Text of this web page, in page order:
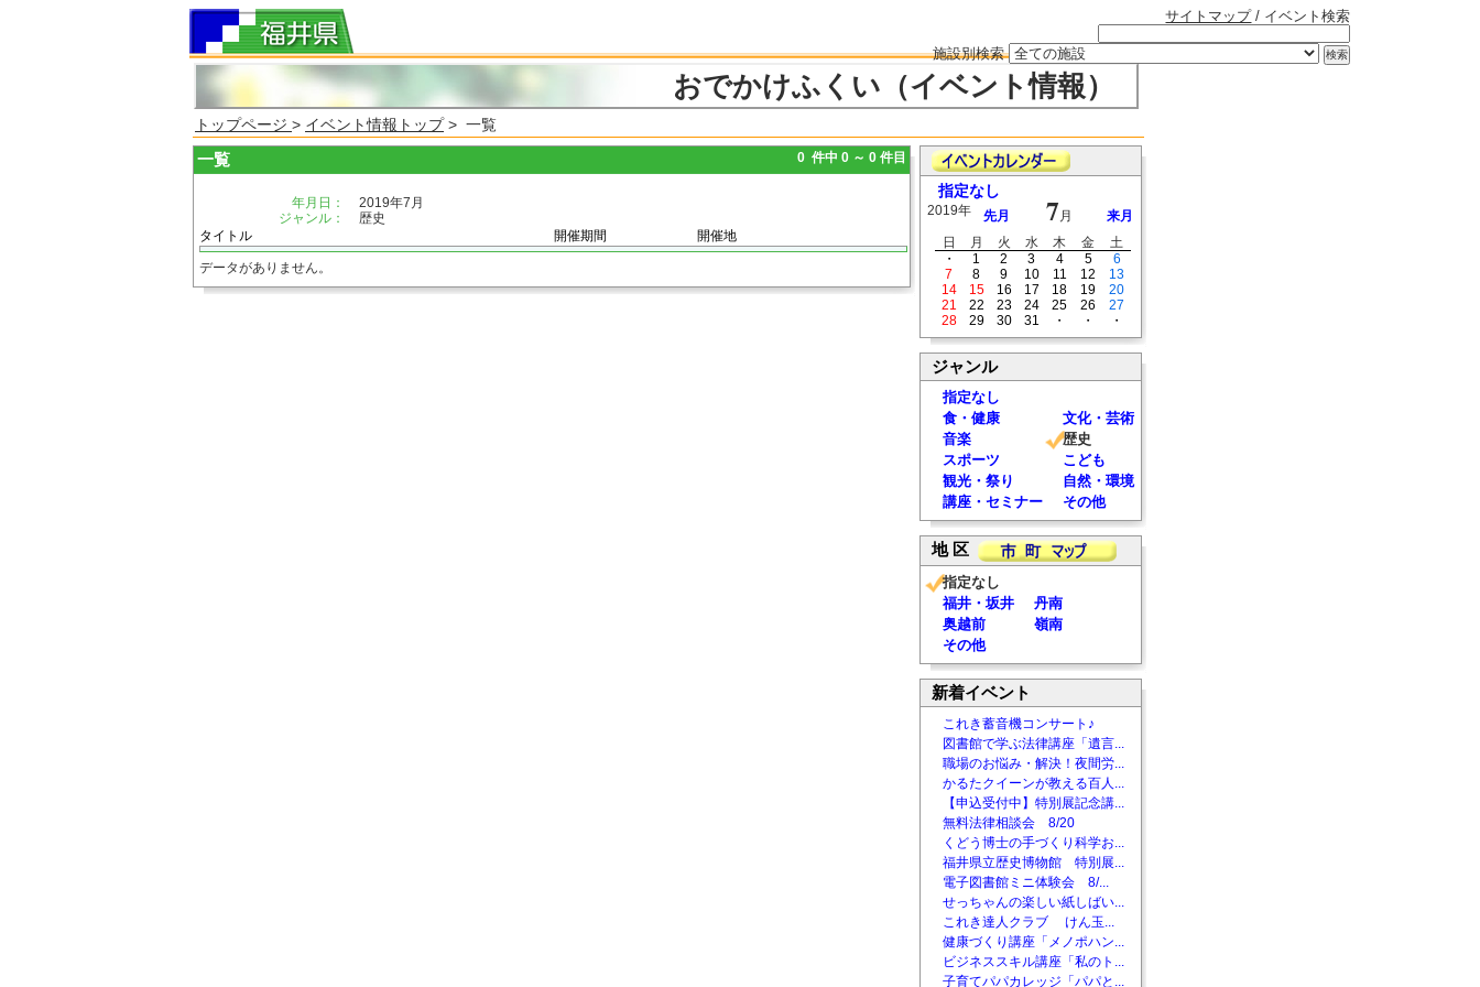
サイトマップ/ イベント検索
施設別検索
おでかけふくい（イベント情報）
トップページ > イベント情報トップ> 一覧
一覧 0 件中 0 ～ 0 件目
年月日：
2019年7月
ジャンル：
歴史
タイトル
開催期間 開催地
データがありません。
指定なし
2019年 先月 7 月
来月
日
月 火 水 木 金
土
・
1 2 3 4 5
6
7
8 9 10 11 12
13
14
15 16 17 18 19
20
21
22 23 24 25 26
27
28
29 30 31 ・ ・ ・
ジャンル
指定なし
食・健康
文化・芸術
音楽
歴史
スポーツ
こども
観光・祭り
自然・環境
講座・セミナー
その他
地 区
指定なし
福井・坂井
丹南
奥越前
嶺南
その他
新着イベント
これき蓄音機コンサート♪
図書館で学ぶ法律講座「遺言...
職場のお悩み・解決！夜間労...
かるたクイーンが教える百人...
【申込受付中】特別展記念講...
無料法律相談会 8/20
くどう博士の手づくり科学お...
福井県立歴史博物館 特別展...
電子図書館ミニ体験会 8/...
せっちゃんの楽しい紙しばい...
これき達人クラブ けん玉...
健康づくり講座「メノポハン...
ビジネススキル講座「私のト...
子育てパパカレッジ「パパと...